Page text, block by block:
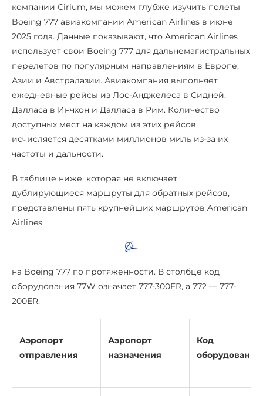
компании Cirium, мы можем глубже изучить полеты
Boeing 777 авиакомпании American Airlines в июне
2025 года. Данные показывают, что American Airlines
использует свои Boeing 777 для дальнемагистральных
перелетов по популярным направлениям в Европе,
Азии и Австралазии. Авиакомпания выполняет
ежедневные рейсы из Лос-Анджелеса в Сидней,
Далласа в Инчхон и Далласа в Рим. Количество
доступных мест на каждом из этих рейсов
исчисляется десятками миллионов миль из-за их
частоты и дальности.
В таблице ниже, которая не включает
дублирующиеся маршруты для обратных рейсов,
представлены пять крупнейших маршрутов American
Airlines
на Boeing 777 по протяженности. В столбце код
оборудования 77W означает 777-300ER, а 772 — 777-
200ER.
Аэропорт
отправления
Аэропорт
назначения
Код
оборудования